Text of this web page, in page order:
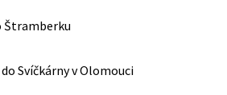
Štramberku
Svíčkárny v Olomouci